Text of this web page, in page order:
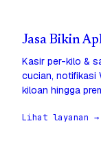
Jasa Bikin
Kasir per-kilo &
cucian, notifikasi
kiloan hingga
Lihat layanan →